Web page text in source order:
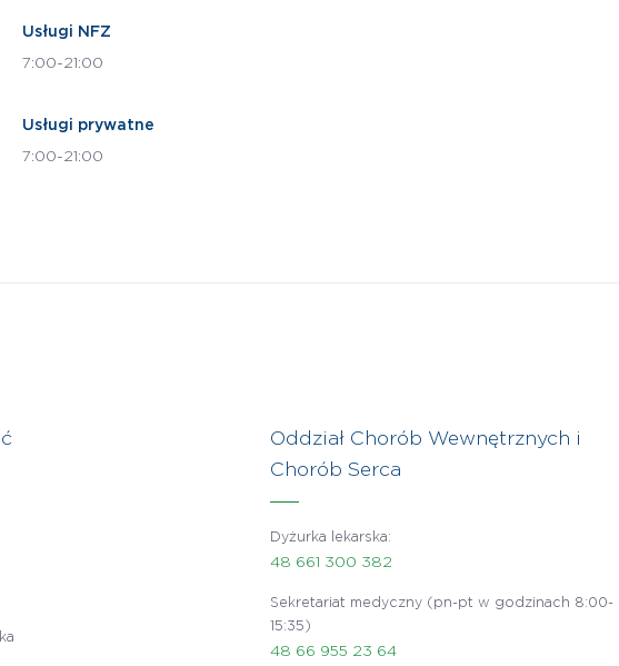
Usługi NFZ
7:00-21:00
Usługi prywatne
7:00-21:00
Oddział Chorób Wewnętrznych i
Chorób Serca
Dyżurka lekarska:
48 661 300 382
Sekretariat medyczny (pn-pt w godzinach 8:00-
15:35)
48 66 955 23 64